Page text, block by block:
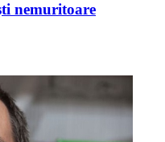
nemuritoare